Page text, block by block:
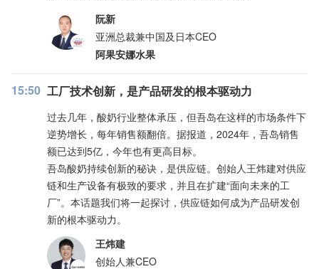
阮新
亚洲总裁兼中国及日本CEO
阿果安娜水果
15:50 工厂技术创新，是产品研发的根本驱动力
过去几年，酸奶行业整体承压，但吾岛在这样的市场条件下
逆势增长，每年销售额翻倍。据报道，2024年，吾岛销售
额已达到5亿，今年也有更高目标。
吾岛酸奶持续创新的秘诀，是供应链。创始人王炜建对供应
链和生产设备有极致的要求，并且在扩建“面向未来的工
厂”。本话题我们将一起探讨，供应链如何成为产品研发创
新的根本驱动力。
王炜建
创始人兼CEO